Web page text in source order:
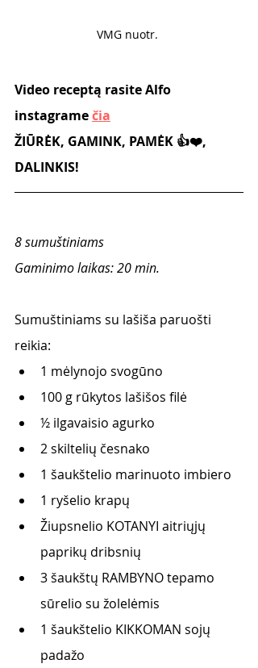
VMG nuotr.
Video receptą rasite Alfo
instagrame čia
ŽIŪRĖK, GAMINK, PAMĖK 👍❤️,
DALINKIS!
8 sumuštiniams
Gaminimo laikas: 20 min.
Sumuštiniams su lašiša paruošti
reikia:
1 mėlynojo svogūno
100 g rūkytos lašišos filė
½ ilgavaisio agurko
2 skiltelių česnako
1 šaukštelio marinuoto imbiero
1 ryšelio krapų
Žiupsnelio KOTANYI aitriųjų
paprikų dribsnių
3 šaukštų RAMBYNO tepamo
sūrelio su žolelėmis
1 šaukštelio KIKKOMAN sojų
padažo